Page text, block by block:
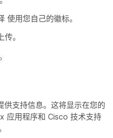
使用您自己的徽标。
传。
供支持信息。这将显示在您的
应用程序和 Cisco 技术支持